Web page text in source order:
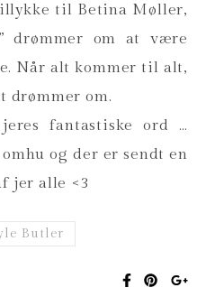
til Betina Møller,
drømmer om at være
Når alt kommer til alt,
drømmer om.
fantastiske ord …
og der er sendt en
jer alle <3
Butler